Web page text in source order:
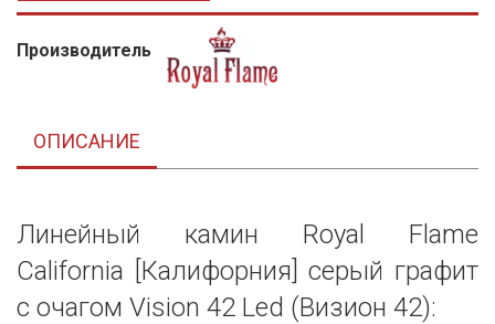
Производитель
ОПИСАНИЕ
Линейный камин Royal Flame
California [Калифорния] серый графит
с очагом Vision 42 Led (Визион 42):